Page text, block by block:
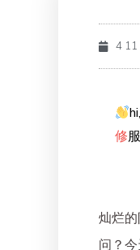
4 11
修
灿烂
问？